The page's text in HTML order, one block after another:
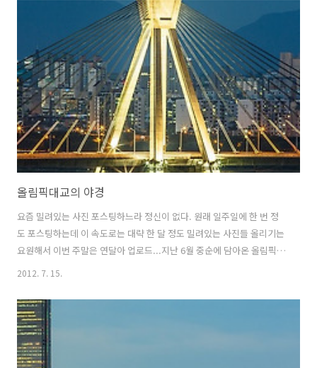
올림픽대교의 야경
요즘 밀려있는 사진 포스팅하느라 정신이 없다. 원래 일주일에 한 번 정
도 포스팅하는데 이 속도로는 대략 한 달 정도 밀려있는 사진들 올리기는
요원해서 이번 주말은 연달아 업로드...지난 6월 중순에 담아온 올림픽대
2012. 7. 15.